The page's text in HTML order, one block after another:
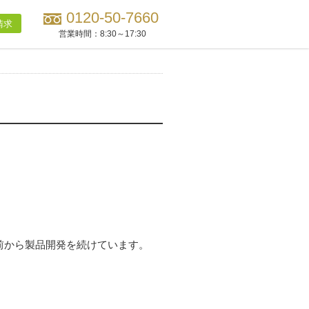
求 0120-50-7660
営業時間： 8:30～17:30
ら製品開発を続けています。